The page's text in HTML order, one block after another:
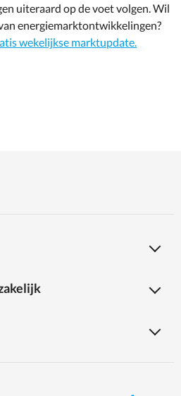
uiteraard op de voet volgen. Wil
energiemarktontwikkelingen?
wekelijkse marktupdate.